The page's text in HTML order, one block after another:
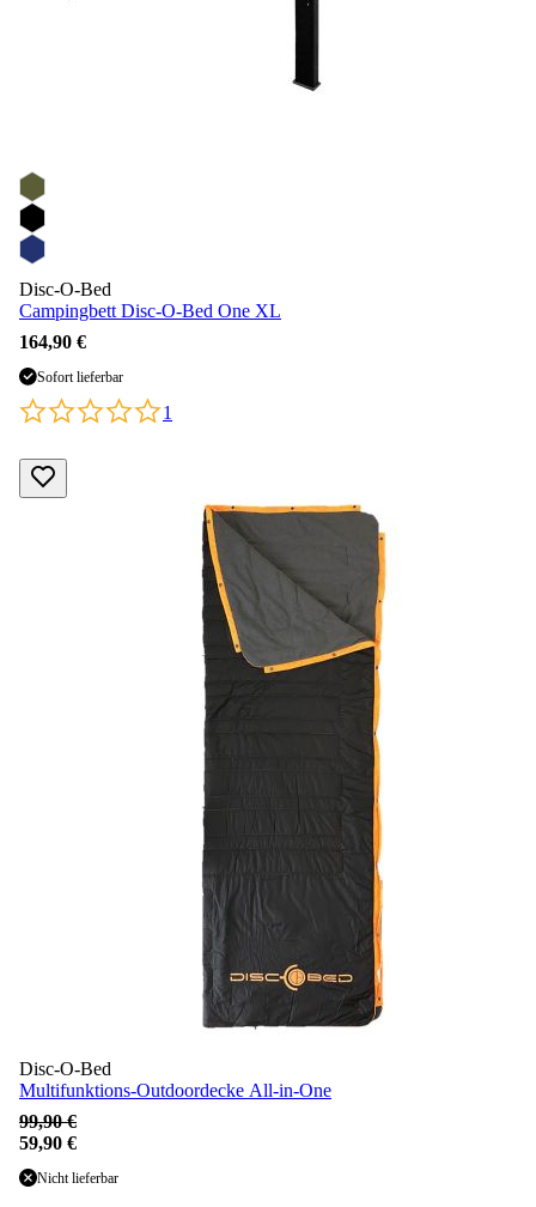
Disc-O-Bed
Campingbett Disc-O-Bed One XL
164,90 €
Sofort lieferbar
1
Disc-O-Bed
Multifunktions-Outdoordecke All-in-One
99,90 €
59,90 €
Nicht lieferbar